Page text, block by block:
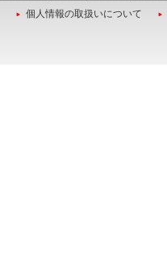
個人情報の取扱いについて